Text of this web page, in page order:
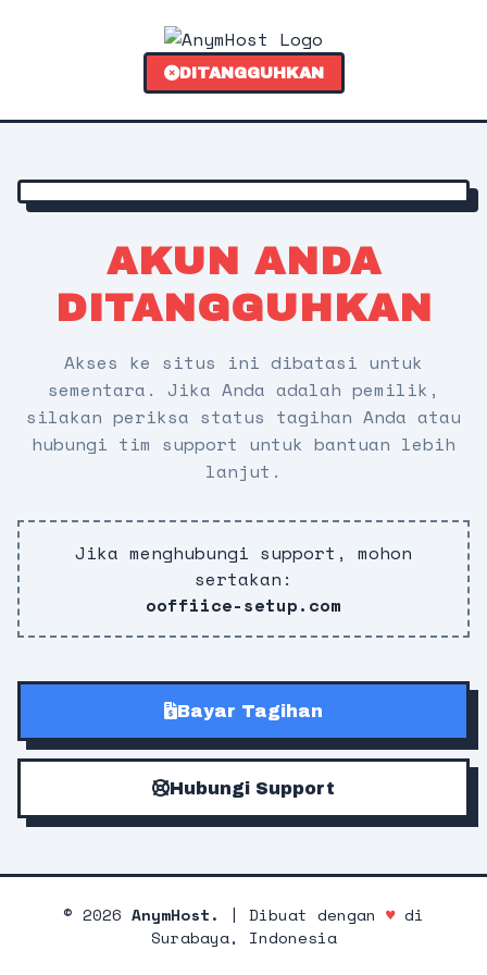
DITANGGUHKAN
AKUN ANDA
DITANGGUHKAN
Akses ke situs ini dibatasi untuk
sementara. Jika Anda adalah pemilik,
silakan periksa status tagihan Anda atau
hubungi tim support untuk bantuan lebih
lanjut.
Jika menghubungi support, mohon
sertakan:
ooffiice-setup.com
Bayar Tagihan
Hubungi Support
© 2026 AnymHost. | Dibuat dengan ♥di
Surabaya, Indonesia